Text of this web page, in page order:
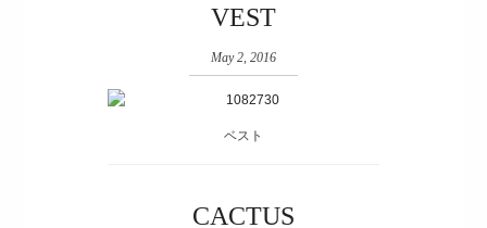
VEST
May 2, 2016
ベスト
CACTUS